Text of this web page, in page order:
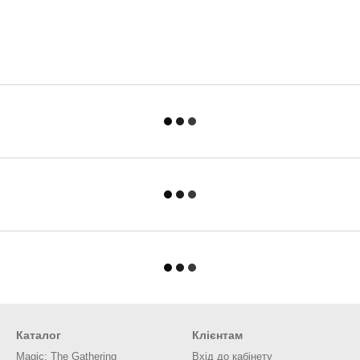
Каталог
Magic: The Gathering
Клієнтам
Вхід до кабінету